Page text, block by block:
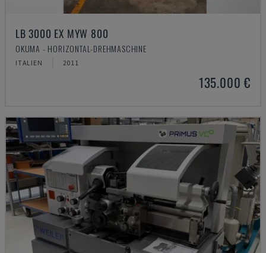
LB 3000 EX MYW 800
OKUMA - HORIZONTAL-DREHMASCHINE
ITALIEN 2011
135.000 €